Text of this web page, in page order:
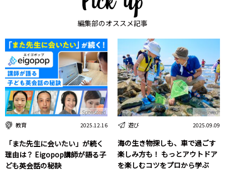
編集部のオススメ記事
教育 2025.12.16
「また先生に会いたい」が続く
理由は？ Eigopop講師が語る子
ども英会話の秘訣
Sponsored
遊び 2025.09.09
海の生き物探しも、車で過ごす
楽しみ方も！ もっとアウトドア
を楽しむコツをプロから学ぶ
Sponsored